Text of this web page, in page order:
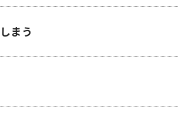
まう